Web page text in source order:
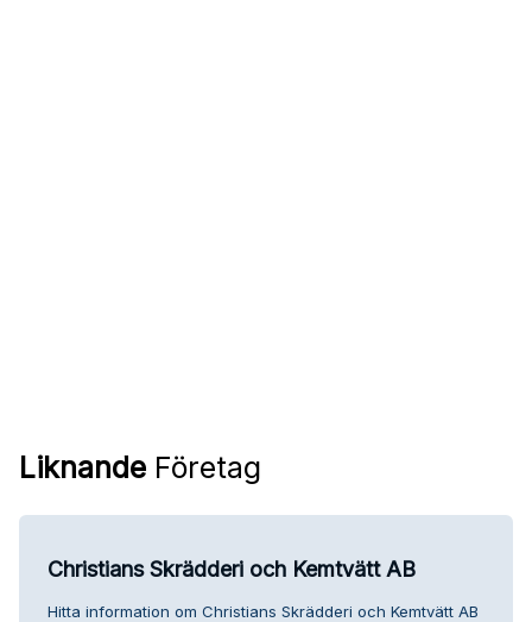
Liknande Företag
Christians Skrädderi och Kemtvätt AB
Hitta information om Christians Skrädderi och Kemtvätt AB